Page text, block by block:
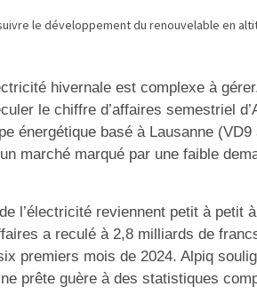
le développement du renouvelable en
hivernale est complexe à
le chiffre d’affaires semestriel
énergétique basé à Lausanne
marché marqué par une faible
l’électricité reviennent petit à petit
a reculé à 2,8 milliards de
premiers mois de 2024. Alpiq
prête guère à des statistiques